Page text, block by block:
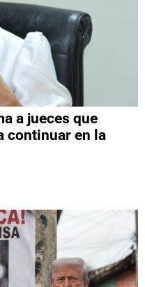
a jueces que
continuar en la